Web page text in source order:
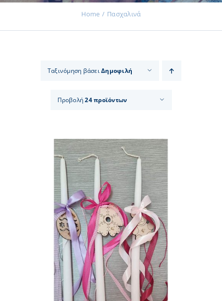
Επικοινωνία
Home Πασχαλινά
Ταξινόμηση βάσειΔημοφιλή
Προβολή24 προϊόντων